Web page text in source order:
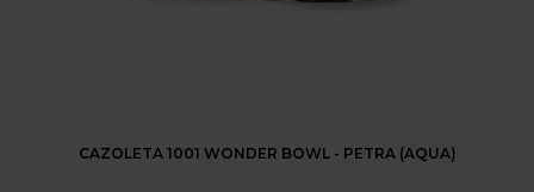
CAZOLETA 1001 WONDER BOWL - PETRA (AQUA)